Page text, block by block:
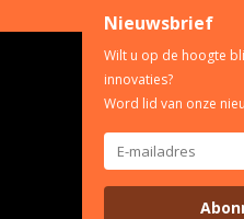
Nieuwsbrief
Wilt u op de hoogte
innovaties?
Word lid van onze